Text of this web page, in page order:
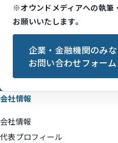
※オウンドメディアへの執筆
お願いいたします。
企業・金融機関のみ
お問い合わせフォーム
会社情報
会社情報
代表プロフィール